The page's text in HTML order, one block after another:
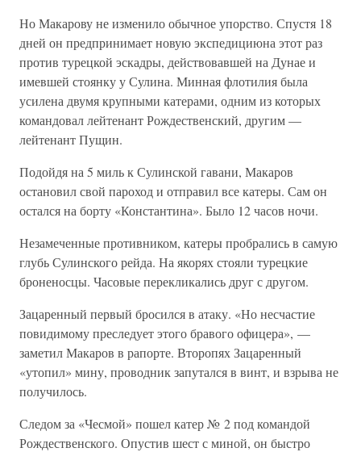
Но Макарову не изменило обычное упорство. Спустя 18
дней он предпринимает новую экспедициюна этот раз
против турецкой эскадры, действовавшей на Дунае и
имевшей стоянку у Сулина. Минная флотилия была
усилена двумя крупными катерами, одним из которых
командовал лейтенант Рождественский, другим —
лейтенант Пущин.
Подойдя на 5 миль к Сулинской гавани, Макаров
остановил свой пароход и отправил все катеры. Сам он
остался на борту «Константина». Было 12 часов ночи.
Незамеченные противником, катеры пробрались в самую
глубь Сулинского рейда. На якорях стояли турецкие
броненосцы. Часовые перекликались друг с другом.
Зацаренный первый бросился в атаку. «Но несчастие
повидимому преследует этого бравого офицера», —
заметил Макаров в рапорте. Второпях Зацаренный
«утопил» мину, проводник запутался в винт, и взрыва не
получилось.
Следом за «Чесмой» пошел катер № 2 под командой
Рождественского. Опустив шест с миной, он быстро